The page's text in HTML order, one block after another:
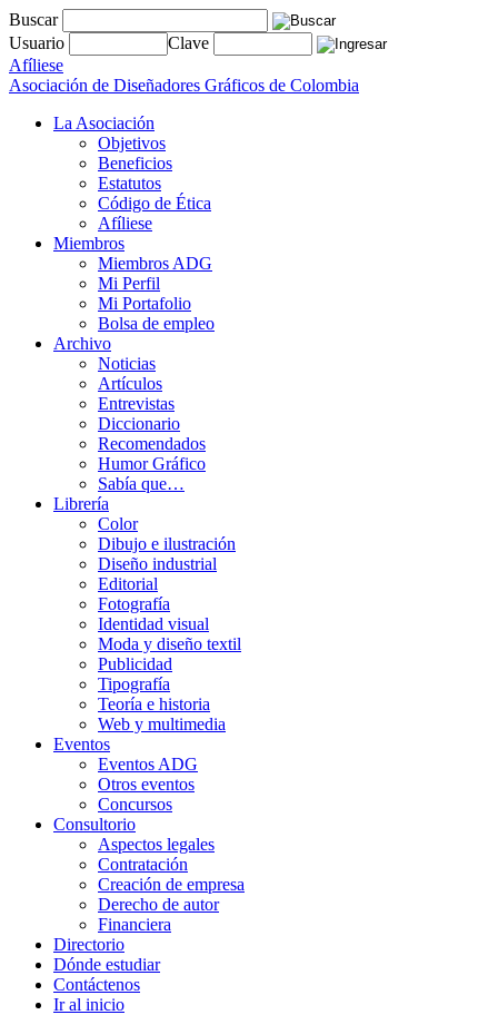
Buscar
Usuario
Clave
Afíliese
Asociación de Diseñadores Gráficos de Colombia
La Asociación
Objetivos
Beneficios
Estatutos
Código de Ética
Afíliese
Miembros
Miembros ADG
Mi Perfil
Mi Portafolio
Bolsa de empleo
Archivo
Noticias
Artículos
Entrevistas
Diccionario
Recomendados
Humor Gráfico
Sabía que…
Librería
Color
Dibujo e ilustración
Diseño industrial
Editorial
Fotografía
Identidad visual
Moda y diseño textil
Publicidad
Tipografía
Teoría e historia
Web y multimedia
Eventos
Eventos ADG
Otros eventos
Concursos
Consultorio
Aspectos legales
Contratación
Creación de empresa
Derecho de autor
Financiera
Directorio
Dónde estudiar
Contáctenos
Ir al inicio